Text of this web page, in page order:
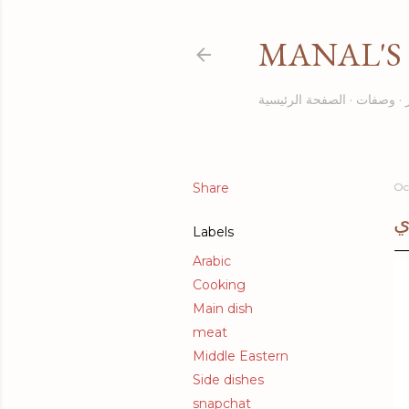
MANAL'S
الصفحة الرئيسية وصفات
Share
Labels
Arabic
Cooking
Main dish
meat
Middle Eastern
Side dishes
snapchat